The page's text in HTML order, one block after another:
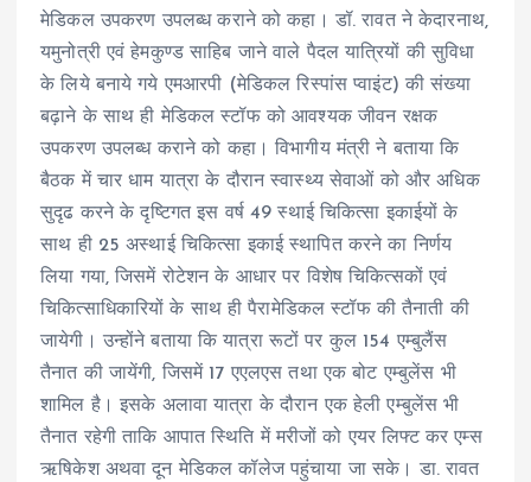
मेडिकल उपकरण उपलब्ध कराने को कहा। डॉ. रावत ने केदारनाथ,
यमुनोत्री एवं हेमकुण्ड साहिब जाने वाले पैदल यात्रियों की सुविधा
के लिये बनाये गये एमआरपी (मेडिकल रिस्पांस प्वाइंट) की संख्या
बढ़ाने के साथ ही मेडिकल स्टॉफ को आवश्यक जीवन रक्षक
उपकरण उपलब्ध कराने को कहा। विभागीय मंत्री ने बताया कि
बैठक में चार धाम यात्रा के दौरान स्वास्थ्य सेवाओं को और अधिक
सुदृढ करने के दृष्टिगत इस वर्ष 49 स्थाई चिकित्सा इकाईयों के
साथ ही 25 अस्थाई चिकित्सा इकाई स्थापित करने का निर्णय
लिया गया, जिसमें रोटेशन के आधार पर विशेष चिकित्सकों एवं
चिकित्साधिकारियों के साथ ही पैरामेडिकल स्टॉफ की तैनाती की
जायेगी। उन्होंने बताया कि यात्रा रूटों पर कुल 154 एम्बुलैंस
तैनात की जायेंगी, जिसमें 17 एएलएस तथा एक बोट एम्बुलेंस भी
शामिल है। इसके अलावा यात्रा के दौरान एक हेली एम्बुलेंस भी
तैनात रहेगी ताकि आपात स्थिति में मरीजों को एयर लिफ्ट कर एम्स
ऋषिकेश अथवा दून मेडिकल कॉलेज पहुंचाया जा सके। डा. रावत